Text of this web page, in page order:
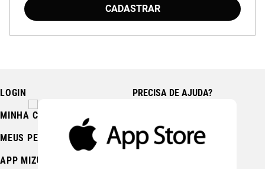
APP15.
CADASTRAR
LOGIN
MINHA CONTA
MEUS PEDIDOS
APP MIZUNO
PRECISA DE AJUDA?
Central de Ajuda